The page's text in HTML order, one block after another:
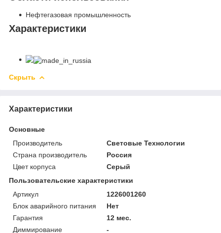
Нефтегазовая промышленность
Характеристики
Скрыть
Характеристики
Основные
Производитель
Световые Технологии
Страна производитель
Россия
Цвет корпуса
Серый
Пользовательские характеристики
Артикул
1226001260
Блок аварийного питания
Нет
Гарантия
12 мес.
Диммирование
-